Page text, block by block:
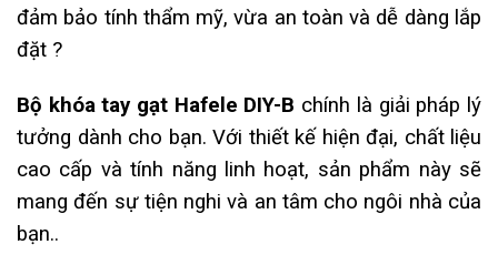
đảm bảo tính thẩm mỹ, vừa an toàn và dễ dàng lắp
đặt ?
Bộ khóa tay gạt Hafele DIY-B chính là giải pháp lý
tưởng dành cho bạn. Với thiết kế hiện đại, chất liệu
cao cấp và tính năng linh hoạt, sản phẩm này sẽ
mang đến sự tiện nghi và an tâm cho ngôi nhà của
bạn..